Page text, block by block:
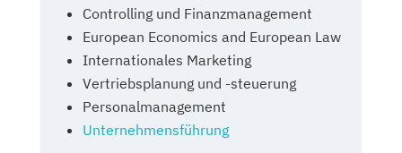
Controlling und Finanzmanagement
European Economics and European Law
Internationales Marketing
Vertriebsplanung und -steuerung
Personalmanagement
Unternehmensführung